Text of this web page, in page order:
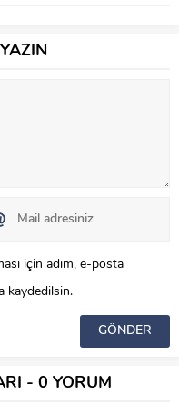
için adım, e-posta
kaydedilsin.
- 0 YORUM